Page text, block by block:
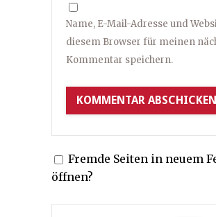
Name, E-Mail-Adresse und
diesem Browser für meinen
Kommentar speichern.
Fremde Seiten in neuem
öffnen?